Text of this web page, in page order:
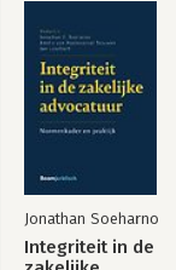
Jonathan Soeharno
Integriteit in de